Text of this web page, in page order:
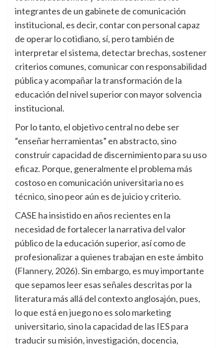
integrantes de un gabinete de comunicación
institucional, es decir, contar con personal capaz
de operar lo cotidiano, sí, pero también de
interpretar el sistema, detectar brechas, sostener
criterios comunes, comunicar con responsabilidad
pública y acompañar la transformación de la
educación del nivel superior con mayor solvencia
institucional.
Por lo tanto, el objetivo central no debe ser
“enseñar herramientas” en abstracto, sino
construir capacidad de discernimiento para su uso
eficaz. Porque, generalmente el problema más
costoso en comunicación universitaria no es
técnico, sino peor aún es de juicio y criterio.
CASE ha insistido en años recientes en la
necesidad de fortalecer la narrativa del valor
público de la educación superior, así como de
profesionalizar a quienes trabajan en este ámbito
(Flannery, 2026). Sin embargo, es muy importante
que sepamos leer esas señales descritas por la
literatura más allá del contexto anglosajón, pues,
lo que está en juego no es solo marketing
universitario, sino la capacidad de las IES para
traducir su misión, investigación, docencia,